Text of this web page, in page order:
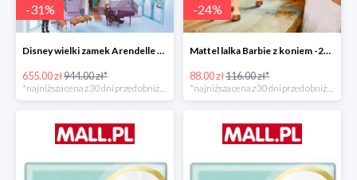
-31%
Disney wielki zamek Arendelle Frozen 2 -30%
655.00 zł944.00 zł*
-24%
Mattel lalka Barbie z koniem -24%
88.00 zł116.00 zł*